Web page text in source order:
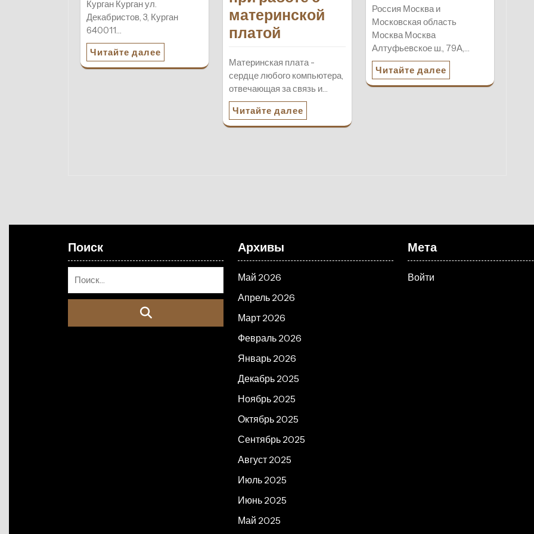
Курган Курган ул.
Декабристов, 3, Курган
640011…
Читайте далее
материнской
платой
Материнская плата -
сердце любого компьютера,
отвечающая за связь и…
Читайте далее
Россия Москва и
Московская область
Москва Москва
Алтуфьевское ш., 79А,…
Читайте далее
Поиск Архивы
Май 2026
Апрель 2026
Март 2026
Февраль 2026
Январь 2026
Декабрь 2025
Ноябрь 2025
Октябрь 2025
Сентябрь 2025
Август 2025
Июль 2025
Июнь 2025
Май 2025
Мета
Войти